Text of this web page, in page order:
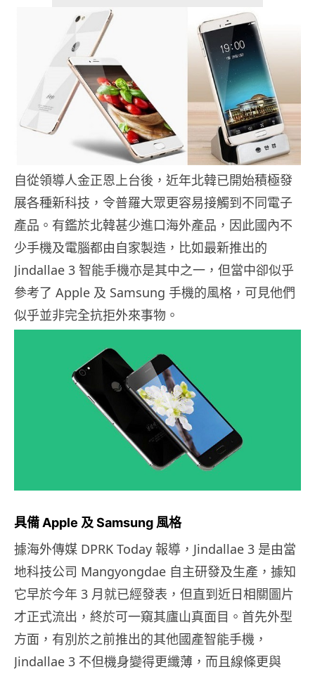
自從領導人金正恩上台後，近年北韓已開始積極發
展各種新科技，令普羅大眾更容易接觸到不同電子
產品。有鑑於北韓甚少進口海外產品，因此國內不
少手機及電腦都由自家製造，比如最新推出的
Jindallae 3 智能手機亦是其中之一，但當中卻似乎
參考了 Apple 及 Samsung 手機的風格，可見他們
似乎並非完全抗拒外來事物。
具備 Apple 及 Samsung 風格
據海外傳媒 DPRK Today 報導，Jindallae 3 是由當
地科技公司 Mangyongdae 自主研發及生產，據知
它早於今年 3 月就已經發表，但直到近日相關圖片
才正式流出，終於可一窺其廬山真面目。首先外型
方面，有別於之前推出的其他國產智能手機，
Jindallae 3 不但機身變得更纖薄，而且線條更與